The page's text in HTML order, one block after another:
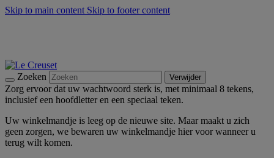
Skip to main content Skip to footer content
Zoeken Verwijder
Zorg ervoor dat uw wachtwoord sterk is, met minimaal 8 tekens,
inclusief een hoofdletter en een speciaal teken.
Uw winkelmandje is leeg op de nieuwe site. Maar maakt u zich
geen zorgen, we bewaren uw winkelmandje hier voor wanneer u
terug wilt komen.